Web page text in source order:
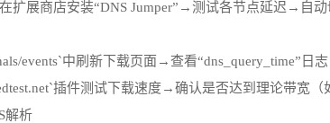
扩展商店安装“DNS Jumper”→测试各节点延迟→自动
events`中刷新下载页面→查看“dns_query_time”日
插件测试下载速度→确认是否达到理论带宽（
解析